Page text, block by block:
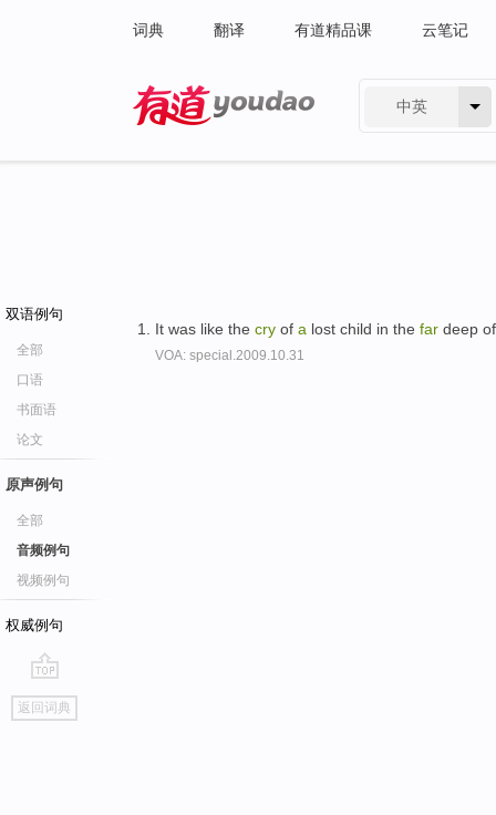
词典 翻译 有道精品课 云笔记
中英
双语例句
全部
口语
书面语
论文
原声例句
全部
音频例句
视频例句
权威例句
go
top
返回词典
It was like the cry of a lost child in the far deep
VOA: special.2009.10.31